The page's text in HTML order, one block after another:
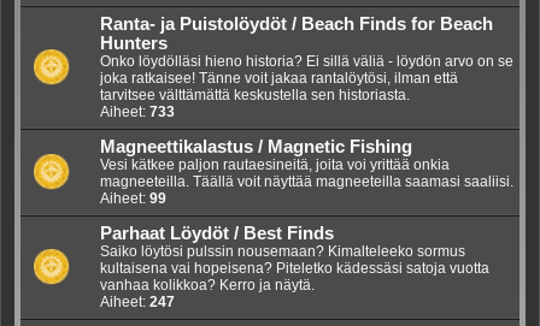
Ranta- ja Puistolöydöt / Beach Finds for Beach
Hunters
Onko löydölläsi hieno historia? Ei sillä väliä - löydön arvo on se
joka ratkaisee! Tänne voit jakaa rantalöytösi, ilman että
tarvitsee välttämättä keskustella sen historiasta.
Aiheet: 733
Magneettikalastus / Magnetic Fishing
Vesi kätkee paljon rautaesineitä, joita voi yrittää onkia
magneeteilla. Täällä voit näyttää magneeteilla saamasi saaliisi.
Aiheet: 99
Parhaat Löydöt / Best Finds
Saiko löytösi pulssin nousemaan? Kimalteleeko sormus
kultaisena vai hopeisena? Piteletko kädessäsi satoja vuotta
vanhaa kolikkoa? Kerro ja näytä.
Aiheet: 247